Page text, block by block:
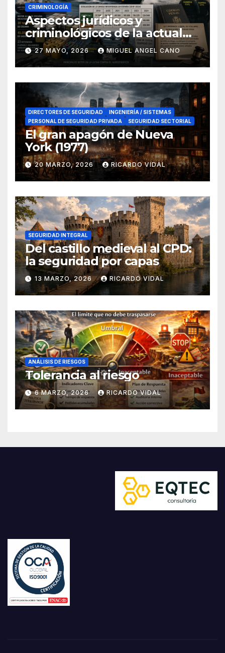
CRIMINOLOGÍA
Aspectos jurídicos y
criminológicos de la actual
lucha contra el narcotráfico
en el sur de España
27 MAYO, 2026 MIGUEL ANGEL CANO
DIRECTORES DE SEGURIDAD
INGENIERÍA / SISTEMAS
PERSONAL DE SEGURIDAD PRIVADA
SEGURIDAD SECTORIAL
El gran apagón de Nueva
York (1977)
20 MARZO, 2026 RICARDO VIDAL
SEGURIDAD INTEGRAL
Del castillo medieval al CPD:
la seguridad por capas
13 MARZO, 2026 RICARDO VIDAL
ANÁLISIS DE RIESGOS
Tolerancia al riesgo
6 MARZO, 2026 RICARDO VIDAL